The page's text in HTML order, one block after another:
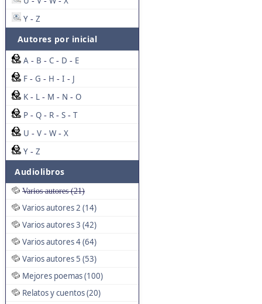
Y - Z
Autores por inicial
A - B - C - D - E
F - G - H - I - J
K - L - M - N - O
P - Q - R - S - T
U - V - W - X
Y - Z
Audiolibros
Varios autores (21)
Varios autores 2 (14)
Varios autores 3 (42)
Varios autores 4 (64)
Varios autores 5 (53)
Mejores poemas (100)
Relatos y cuentos (20)